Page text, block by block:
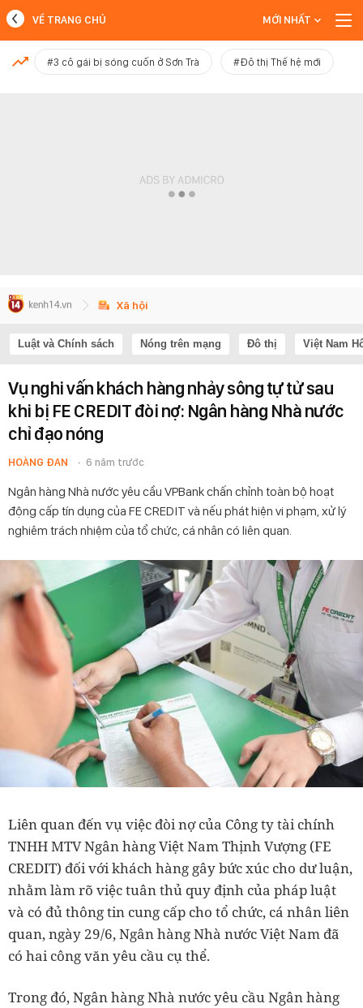
MỚI NHẤT
VỀ TRANG CHỦ MỚI NHẤT
#3 cô gái bị sóng cuốn ở Sơn Trà #Đô thị Thế hệ mới
Xã hội
Luật và Chính sách Nóng trên mạng Đô thị Việt Nam
Vụ nghi vấn khách hàng nhảy sông tự tử sau
khi bị FE CREDIT đòi nợ: Ngân hàng Nhà nước
chỉ đạo nóng
HOÀNG ĐAN 6 năm trước
Ngân hàng Nhà nước yêu cầu VPBank chấn chỉnh toàn bộ hoạt
động cấp tín dụng của FE CREDIT và nếu phát hiện vi phạm, xử lý
nghiêm trách nhiệm của tổ chức, cá nhân có liên quan.
Liên quan đến vụ việc đòi nợ của Công ty tài chính
TNHH MTV Ngân hàng Việt Nam Thịnh Vượng (FE
CREDIT) đối với khách hàng gây bức xúc cho dư luận,
nhằm làm rõ việc tuân thủ quy định của pháp luật
và có đủ thông tin cung cấp cho tổ chức, cá nhân liên
quan, ngày 29/6, Ngân hàng Nhà nước Việt Nam đã
có hai công văn yêu cầu cụ thể.
Trong đó, Ngân hàng Nhà nước yêu cầu Ngân hàng